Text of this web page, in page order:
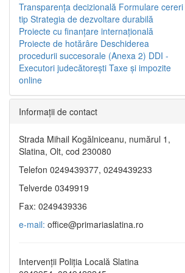
Transparenţa decizională Formulare cereri
tip Strategia de dezvoltare durabilă
Proiecte cu finanţare internaţională
Proiecte de hotărâre Deschiderea
procedurii succesorale (Anexa 2) DDI -
Executori judecătorești Taxe şi impozite
online
Informaţii de contact
Strada Mihail Kogălniceanu, numărul 1,
Slatina, Olt, cod 230080
Telefon 0249439377, 0249439233
Telverde 0349919
Fax: 0249439336
e-mail: office@primariaslatina.ro
Intervenții Poliția Locală Slatina